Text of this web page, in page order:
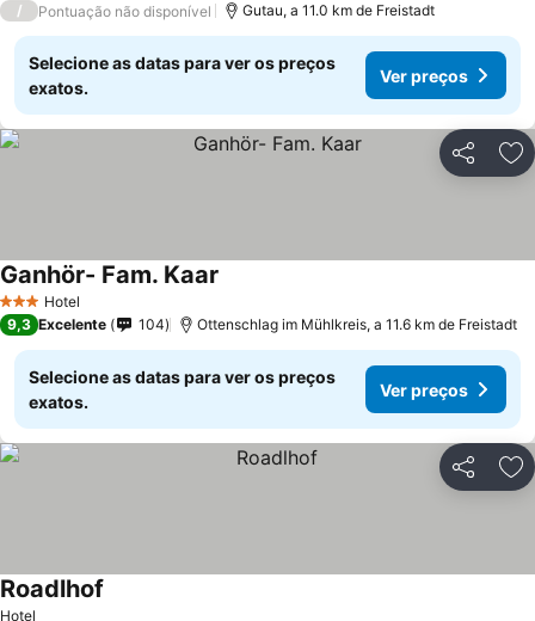
/ Pontuação não disponível Gutau, a 11.0 km de Freistadt
Selecione as datas para ver os preços
exatos.
Ver preços
Partilhar
3 EstrelasHotel
Ganhör- Fam. Kaar
9,3 Excelente 104 Ottenschlag im Mühlkreis, a 11.6 km de Freistadt
Selecione as datas para ver os preços
exatos.
Ver preços
Partilhar
Hotel
Roadlhof